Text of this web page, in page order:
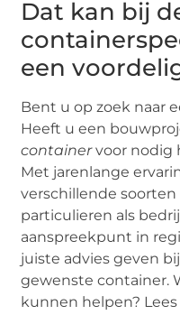
Dat kan bij
een
Bent u op zoek naar
Heeft u een
containervoor nodig
Met jarenlange
verschillende
particulieren als
aanspreekpunt in
juiste advies geven
gewenste container.
kunnen helpen?